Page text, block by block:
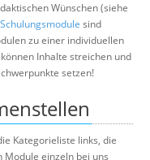
Wünschen (siehe
sind
zu einer individuellen
Inhalte streichen und
setzen!
Kategorieliste links, die
Module einzeln bei uns